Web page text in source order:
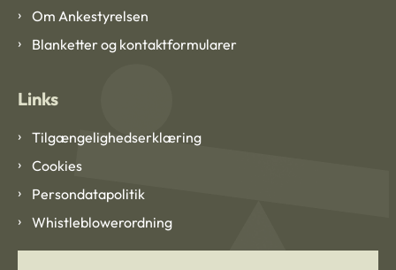
Om Ankestyrelsen
Blanketter og kontaktformularer
Links
Tilgængelighedserklæring
Cookies
Persondatapolitik
Whistleblowerordning